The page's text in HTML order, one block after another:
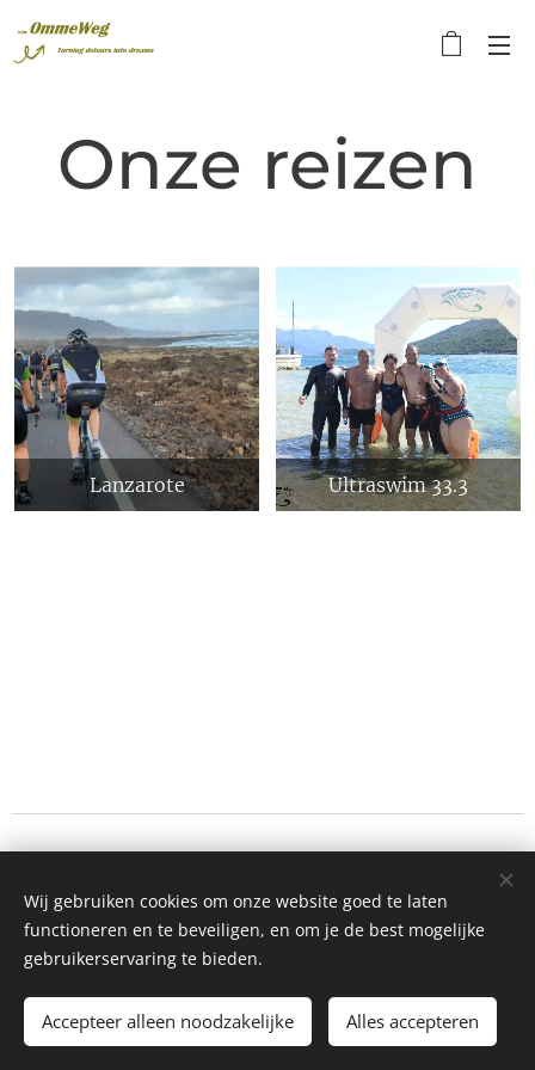
Onze reizen
Lanzarote Ultraswim 33.3
Instagram|facebook
Privacy verklaring
Cookies
Nederlands
English Français
Wij gebruiken cookies om onze website goed te laten
functioneren en te beveiligen, en om je de best mogelijke
gebruikerservaring te bieden.
Accepteer alleen noodzakelijke Alles accepteren